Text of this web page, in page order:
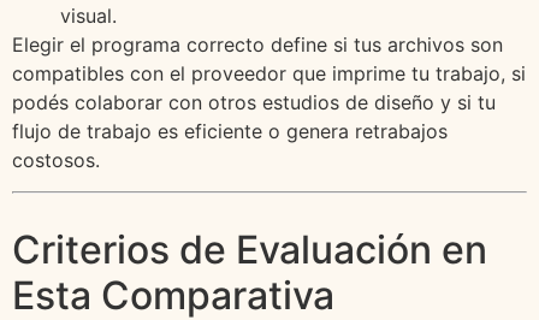
visual.
Elegir el programa correcto define si tus archivos son
compatibles con el proveedor que imprime tu trabajo, si
podés colaborar con otros estudios de diseño y si tu
flujo de trabajo es eficiente o genera retrabajos
costosos.
Criterios de Evaluación en
Esta Comparativa